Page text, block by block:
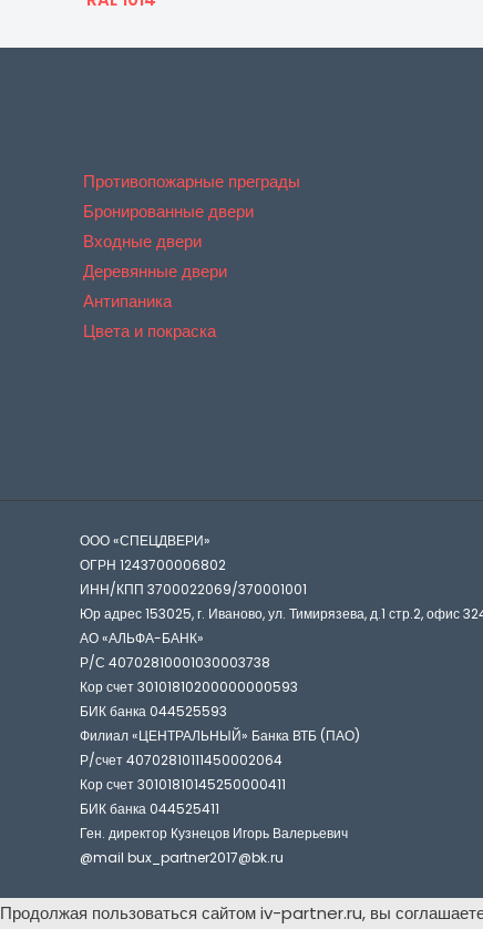
Противопожарные преграды
Бронированные двери
Входные двери
Деревянные двери
Антипаника
Цвета и покраска
ООО «СПЕЦДВЕРИ»
ОГРН 1243700006802
ИНН/КПП 3700022069/370001001
Юр адрес 153025, г. Иваново, ул. Тимирязева, д.1 стр.2, офис
АО «АЛЬФА-БАНК»
Р/С 40702810001030003738
Кор счет 30101810200000000593
БИК банка 044525593
Филиал «ЦЕНТРАЛЬНЫЙ» Банка ВТБ (ПАО)
Р/счет 40702810111450002064
Кор счет 30101810145250000411
БИК банка 044525411
Ген. директор Кузнецов Игорь Валерьевич
@mail bux_partner2017@bk.ru
Продолжая пользоваться сайтом iv-partner.ru, вы